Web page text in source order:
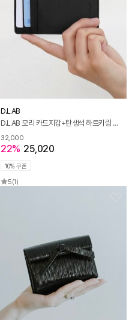
D.LAB
D.LAB 모리 카드지갑+탄생석 하트키링 - 4color
32,000
22% 25,020
10% 쿠폰
5(1)